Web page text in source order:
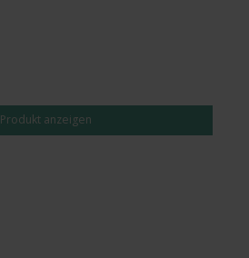
Produkt anzeigen